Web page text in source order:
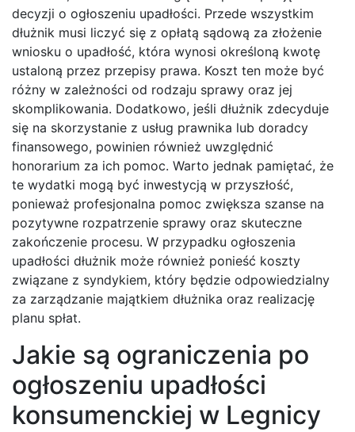
decyzji o ogłoszeniu upadłości. Przede wszystkim
dłużnik musi liczyć się z opłatą sądową za złożenie
wniosku o upadłość, która wynosi określoną kwotę
ustaloną przez przepisy prawa. Koszt ten może być
różny w zależności od rodzaju sprawy oraz jej
skomplikowania. Dodatkowo, jeśli dłużnik zdecyduje
się na skorzystanie z usług prawnika lub doradcy
finansowego, powinien również uwzględnić
honorarium za ich pomoc. Warto jednak pamiętać, że
te wydatki mogą być inwestycją w przyszłość,
ponieważ profesjonalna pomoc zwiększa szanse na
pozytywne rozpatrzenie sprawy oraz skuteczne
zakończenie procesu. W przypadku ogłoszenia
upadłości dłużnik może również ponieść koszty
związane z syndykiem, który będzie odpowiedzialny
za zarządzanie majątkiem dłużnika oraz realizację
planu spłat.
Jakie są ograniczenia po
ogłoszeniu upadłości
konsumenckiej w Legnicy